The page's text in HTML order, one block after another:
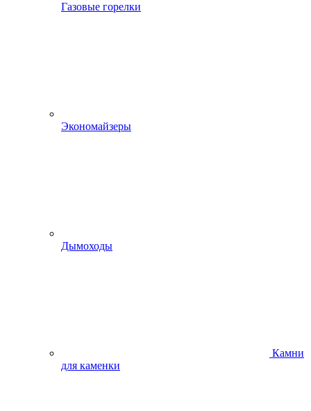
Газовые горелки
Экономайзеры
Дымоходы
Камни
для каменки